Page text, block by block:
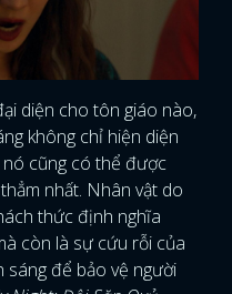
diện cho tôn giáo nào,
không chỉ hiện diện
cũng có thể được
nhất. Nhân vật do
thức định nghĩa
còn là sự cứu rỗi của
sáng để bảo vệ người